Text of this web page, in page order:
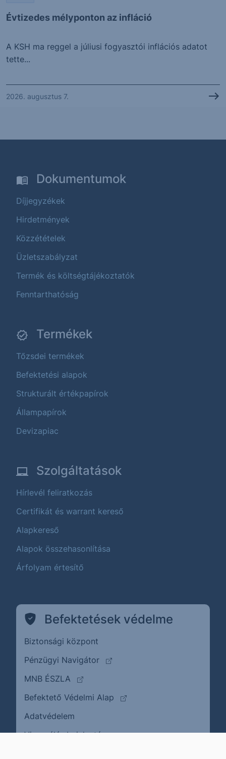
Évtizedes mélyponton az infláció
A KSH ma reggel a júliusi fogyasztói inflációs adatot
tette...
2026. augusztus 7.
Dokumentumok
Díjjegyzékek
Hirdetmények
Közzétételek
Üzletszabályzat
Termék és költségtájékoztatók
Fenntarthatóság
Termékek
Tőzsdei termékek
Befektetési alapok
Strukturált értékpapírok
Állampapírok
Devizapiac
Szolgáltatások
Hírlevél feliratkozás
Certifikát és warrant kereső
Alapkereső
Alapok összehasonlítása
Árfolyam értesítő
Befektetések védelme
Biztonsági központ
Pénzügyi Navigátor
(külső oldalra ugrik)
MNB ÉSZLA
(külső oldalra ugrik)
Befektető Védelmi Alap
(külső oldalra ugrik)
Adatvédelem
Visszaélés bejelentése(külső oldalra ugrik)